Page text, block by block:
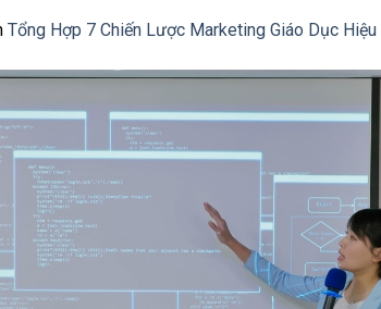
Tổng Hợp 7 Chiến Lược Marketing Giáo Dục